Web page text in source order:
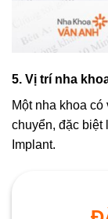
5. Vị trí nha
Một nha khoa
chuyển, đặc biệt
Implant.